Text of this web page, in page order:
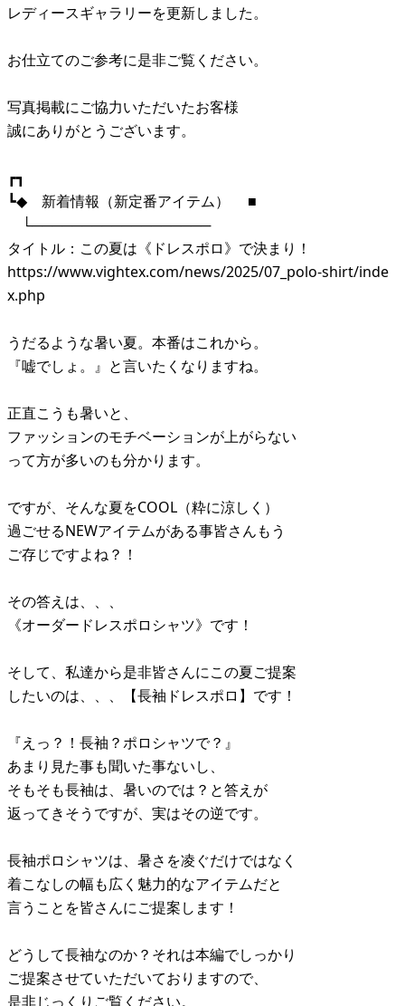
レディースギャラリーを更新しました。
お仕立てのご参考に是非ご覧ください。
写真掲載にご協力いただいたお客様
誠にありがとうございます。
┏┓
┗◆ 新着情報（新定番アイテム） ■
└──────────────────
タイトル：この夏は《ドレスポロ》で決まり！
https://www.vightex.com/news/2025/07_polo-shirt/inde
x.php
うだるような暑い夏。本番はこれから。
『嘘でしょ。』と言いたくなりますね。
正直こうも暑いと、
ファッションのモチベーションが上がらない
って方が多いのも分かります。
ですが、そんな夏をCOOL（粋に涼しく）
過ごせるNEWアイテムがある事皆さんもう
ご存じですよね？！
その答えは、、、
《オーダードレスポロシャツ》です！
そして、私達から是非皆さんにこの夏ご提案
したいのは、、、【長袖ドレスポロ】です！
『えっ？！長袖？ポロシャツで？』
あまり見た事も聞いた事ないし、
そもそも長袖は、暑いのでは？と答えが
返ってきそうですが、実はその逆です。
長袖ポロシャツは、暑さを凌ぐだけではなく
着こなしの幅も広く魅力的なアイテムだと
言うことを皆さんにご提案します！
どうして長袖なのか？それは本編でしっかり
ご提案させていただいておりますので、
是非じっくりご覧ください。